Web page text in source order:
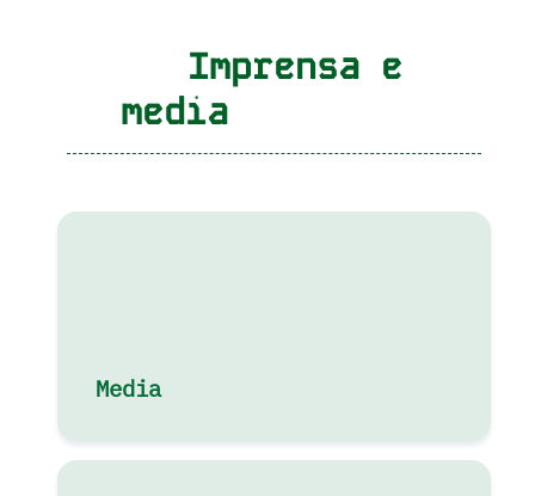
Imprensa e
media
Media